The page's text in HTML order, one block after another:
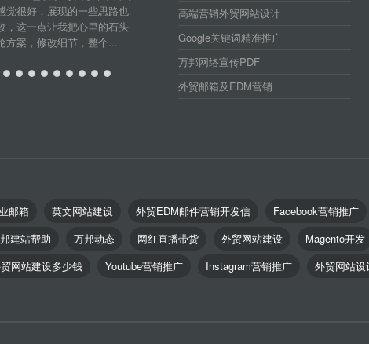
觉很好，展现的一些思路也
，这一点让我把心里的石头
方案，修改细节，整个...
高端营销外贸网站设计
Google关键词精准推广
万邦网络宣传PDF
外贸邮箱及EDM营销
邮箱 英文网站建设 外贸EDM邮件营销开发信 Facebook营销推广
建站帮助 万邦动态 网红直播带货 外贸网站建设 Magento开发
网站建设多少钱 Youtube营销推广 Instagram营销推广 外贸网站设